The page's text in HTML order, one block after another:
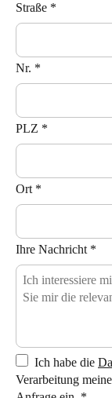
Straße *
Nr. *
PLZ *
Ort *
Ihre Nachricht *
Ich habe die
Verarbeitung